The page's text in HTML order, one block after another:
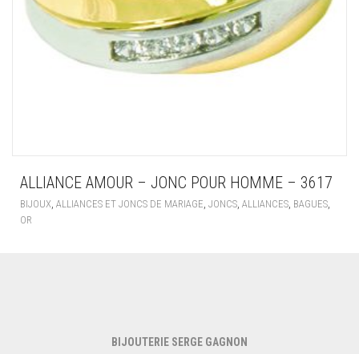
ALLIANCE AMOUR – JONC POUR HOMME – 3617
BIJOUX ALLIANCES ET JONCS DE MARIAGE JONCS ALLIANCES BAGUES
OR
BIJOUTERIE SERGE GAGNON